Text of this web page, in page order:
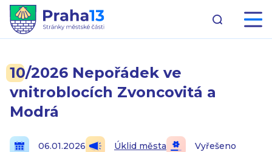
10/2026 Nepořádek ve
vnitroblocích Zvoncovitá a
Modrá
06.01.2026 Úklid města Vyřešeno